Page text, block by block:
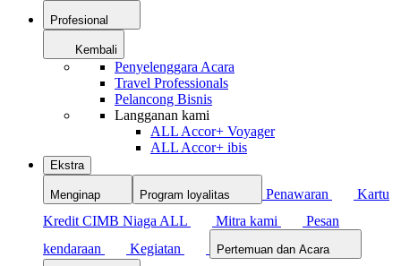
Profesional
Kembali
Penyelenggara Acara
Travel Professionals
Pelancong Bisnis
Langganan kami
ALL Accor+ Voyager
ALL Accor+ ibis
Ekstra
Menginap Program loyalitas Penawaran
Kartu
Kredit CIMB Niaga ALL
Mitra kami
Pesan
kendaraan
Kegiatan Pertemuan dan Acara